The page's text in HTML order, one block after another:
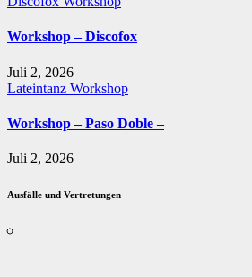
Workshop – Discofox
Juli 2, 2026
Lateintanz Workshop
Workshop – Paso Doble –
Juli 2, 2026
Ausfälle und Vertretungen